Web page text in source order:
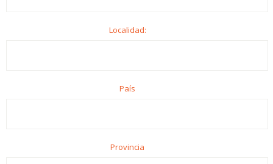
Localidad:
País
Provincia